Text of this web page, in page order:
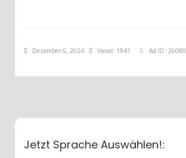
Dezember 6, 2024 Views: 1941 Ad ID: 26088
Jetzt Sprache Auswählen!: